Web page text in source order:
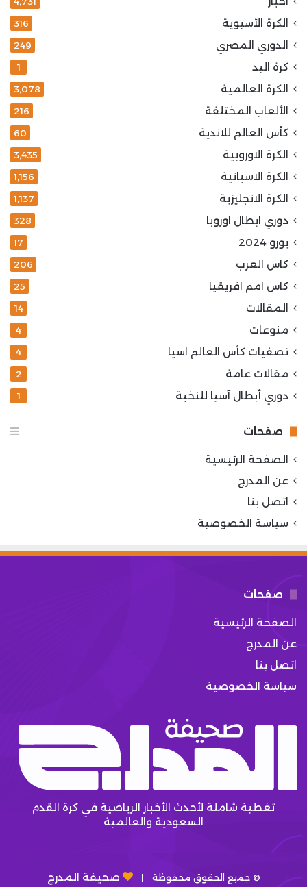
الكرة الأسيوية 316
الدوري المصري 249
كرة اليد 1
الكرة العالمية 3٬078
الألعاب المختلفة 216
كأس العالم للاندية 60
الكرة الاوروبية 3٬435
الكرة الاسبانية 1٬156
الكرة الانجليزية 1٬137
دوري ابطال اوروبا 328
يورو 2024 17
كاس العرب 206
كاس امم افريقيا 25
المقالات 14
منوعات 4
تصفيات كأس العالم اسيا 4
مقالات عامة 2
دوري أبطال آسيا للنخبة 1
صفحات
الصفحة الرئيسية
عن المدرج
اتصل بنا
سياسة الخصوصية
صفحات
الصفحة الرئيسية
عن المدرج
اتصل بنا
سياسة الخصوصية
تغطية شاملة لأحدث الأخبار الرياضية في كرة القدم
السعودية والعالمية
© جميع الحقوق محفوظة | صحيفة المدرج